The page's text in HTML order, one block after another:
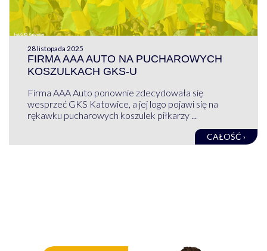
28 listopada 2025
FIRMA AAA AUTO NA PUCHAROWYCH
KOSZULKACH GKS-U
Firma AAA Auto ponownie zdecydowała się
wesprzeć GKS Katowice, a jej logo pojawi się na
rękawku pucharowych koszulek piłkarzy ...
CAŁOŚĆ ›